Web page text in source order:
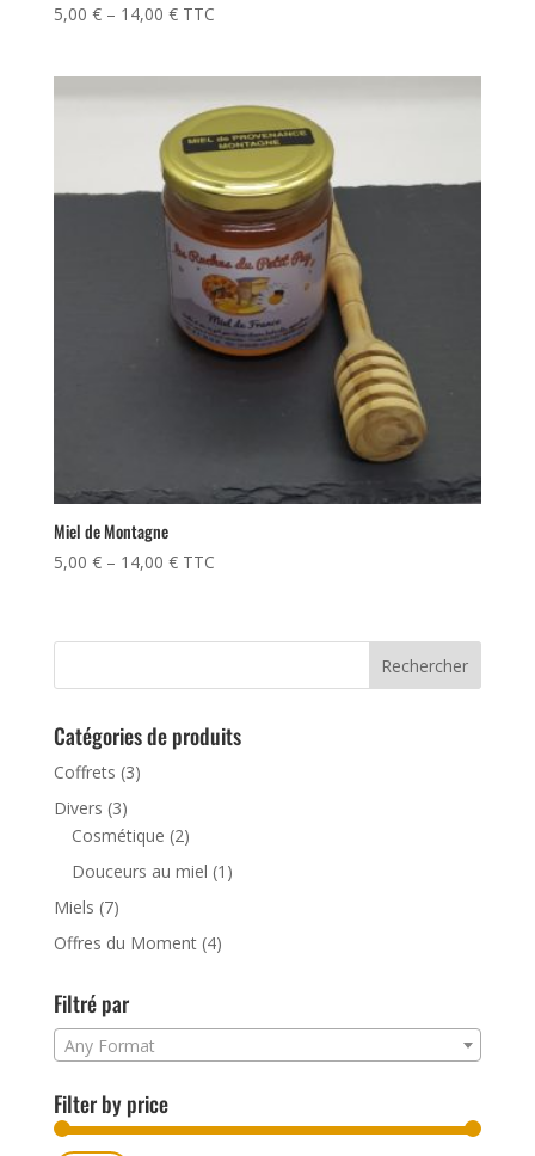
5,00 €– 14,00 € TTC
Miel de Montagne
5,00 €– 14,00 € TTC
Catégories de produits
Coffrets (3)
Divers (3)
Cosmétique (2)
Douceurs au miel (1)
Miels (7)
Offres du Moment (4)
Filtré par
Any Format
Filter by price